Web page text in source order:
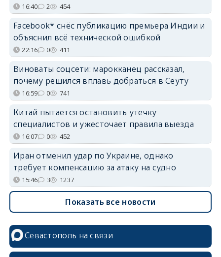
16:40 2 454
Facebook* снёс публикацию премьера Индии и
объяснил всё технической ошибкой
22:16 0 411
Виноваты соцсети: марокканец рассказал,
почему решился вплавь добраться в Сеуту
16:59 0 741
Китай пытается остановить утечку
специалистов и ужесточает правила выезда
16:07 0 452
Иран отменил удар по Украине, однако
требует компенсацию за атаку на судно
15:46 3 1237
Показать все новости
Севастополь на связи